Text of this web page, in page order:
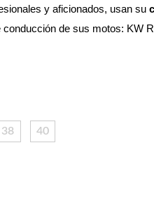
y aficionados, usan su
de sus motos: KW
38 40